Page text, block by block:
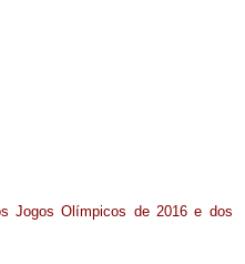
Jogos Olímpicos de 2016 e dos